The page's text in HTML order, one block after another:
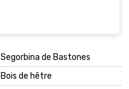
Segorbina de Bastones
Bois de hêtre